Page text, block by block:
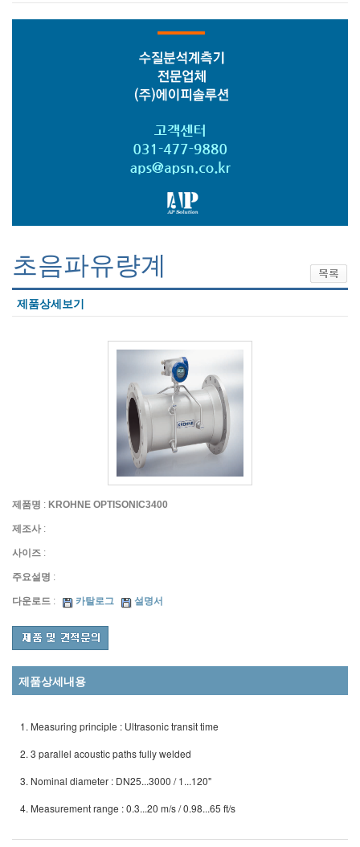
초음파유량계
제품상세보기
제품명 : KROHNE OPTISONIC3400
제조사 :
사이즈 :
주요설명 :
다운로드 : 카탈로그 설명서
제품상세내용
1. Measuring principle : Ultrasonic transit time
2. 3 parallel acoustic paths fully welded
3. Nominal diameter : DN25...3000 / 1...120"
4. Measurement range : 0.3...20 m/s / 0.98...65 ft/s